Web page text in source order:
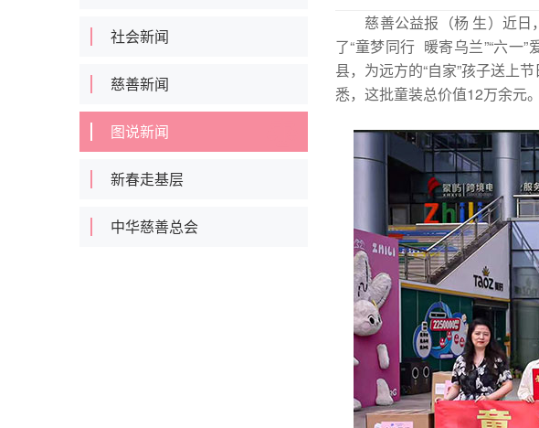
社会新闻
慈善新闻
图说新闻
新春走基层
中华慈善总会
慈善公益报（杨 生） 近日
了“童梦同行 暖寄乌兰”“六一
县，为远方的“自家”孩子送上
悉，这批童装总价值12万余元。